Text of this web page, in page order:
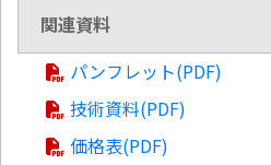
関連資料
パンフレット(PDF)
技術資料(PDF)
価格表(PDF)